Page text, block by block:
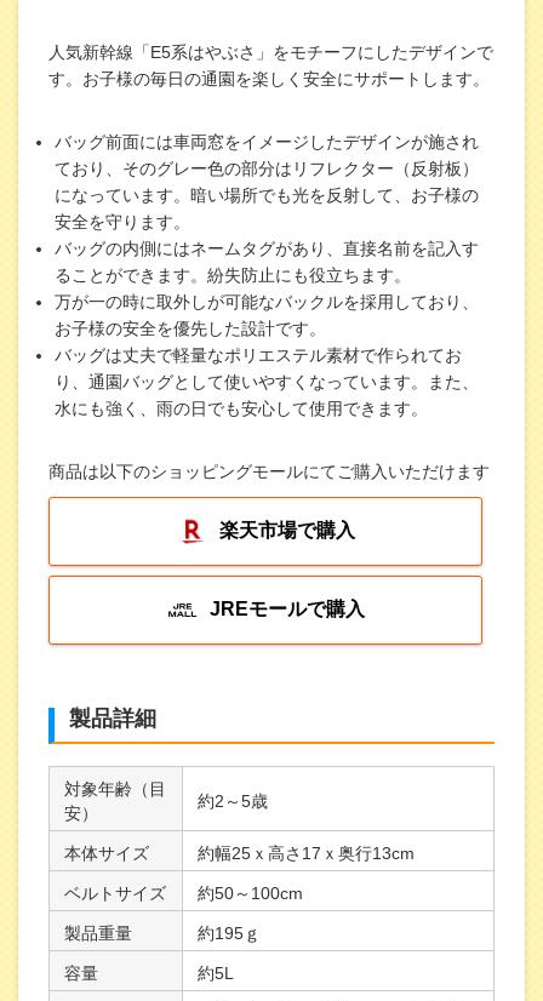
人気新幹線「E5系はやぶさ」をモチーフにしたデザインで
す。お子様の毎日の通園を楽しく安全にサポートします。
バッグ前面には車両窓をイメージしたデザインが施され
ており、そのグレー色の部分はリフレクター（反射板）
になっています。暗い場所でも光を反射して、お子様の
安全を守ります。
バッグの内側にはネームタグがあり、直接名前を記入す
ることができます。紛失防止にも役立ちます。
万が一の時に取外しが可能なバックルを採用しており、
お子様の安全を優先した設計です。
バッグは丈夫で軽量なポリエステル素材で作られてお
り、通園バッグとして使いやすくなっています。また、
水にも強く、雨の日でも安心して使用できます。
商品は以下のショッピングモールにてご購入いただけます
楽天市場で購入
JREモールで購入
製品詳細
対象年齢（目
安）
約2～5歳
本体サイズ 約幅25ｘ高さ17ｘ奥行13cm
ベルトサイズ 約50～100cm
製品重量 約195ｇ
容量 約5L